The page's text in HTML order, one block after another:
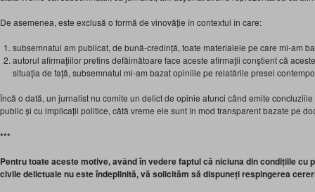
De asemenea, este exclusă o formă de vinovăţie în contextul în care:
subsemnatul am publicat, de bună-credință, toate materialele pe care mi-am
autorul afirmaţiilor pretins defăimătoare face aceste afirmaţii conştient că
situaţia de faţă, subsemnatul mi-am bazat opiniile pe relatările presei
Încă o dată, un jurnalist nu comite un delict de opinie atunci când emite
public și cu implicații politice, câtă vreme ele sunt în mod transparent bazate pe
***
Pentru toate aceste motive, având în vedere faptul că niciuna din condițiile cu
civile delictuale nu este îndeplinită, vă solicităm să dispuneți respingerea